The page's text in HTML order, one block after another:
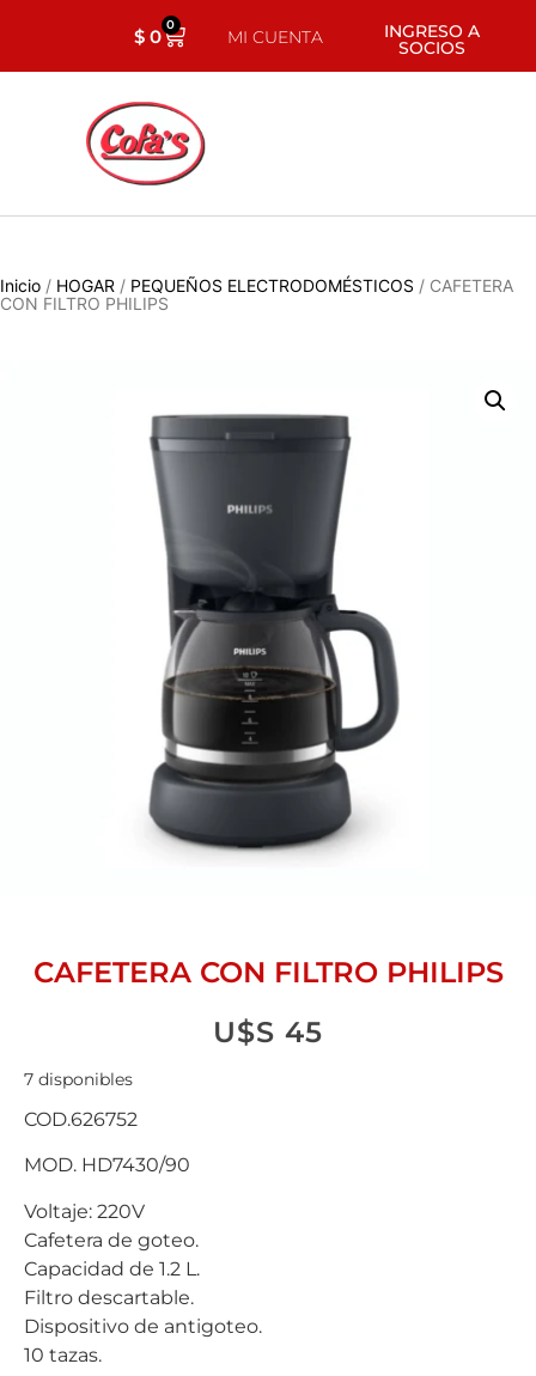
$0 0
MI CUENTA INGRESO A
SOCIOS
Inicio / HOGAR / PEQUEÑOS ELECTRODOMÉSTICOS / CAFETERA
CON FILTRO PHILIPS
CAFETERA CON FILTRO PHILIPS
U$S 45
7 disponibles
COD.626752
MOD. HD7430/90
Voltaje: 220V
Cafetera de goteo.
Capacidad de 1.2 L.
Filtro descartable.
Dispositivo de antigoteo.
10 tazas.